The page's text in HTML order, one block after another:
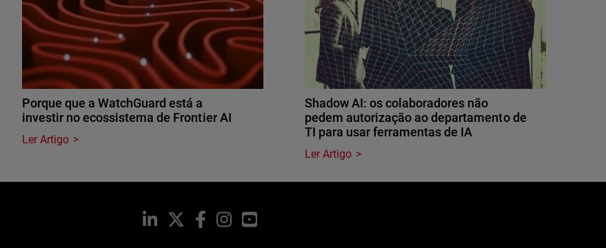
Porque que a WatchGuard está a
investir no ecossistema de Frontier AI
Ler Artigo
Shadow AI: os colaboradores não
pedem autorização ao departamento de
TI para usar ferramentas de IA
Ler Artigo
LinkedIn Facebook
InstagramYouTube